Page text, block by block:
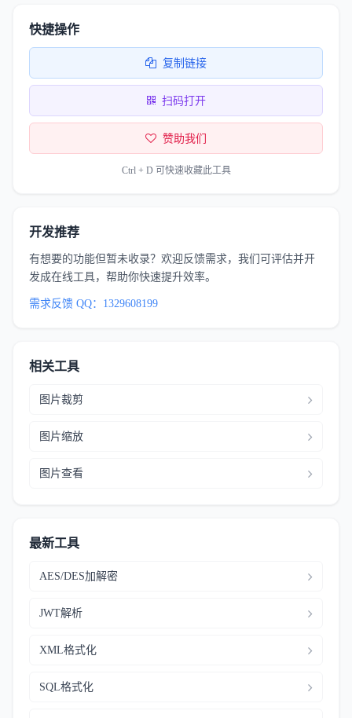
快捷操作
复制链接
扫码打开
赞助我们
Ctrl + D 可快速收藏此工具
开发推荐
有想要的功能但暂未收录？欢迎反馈需求，我们可评估并开
发成在线工具，帮助你快速提升效率。
需求反馈 QQ：1329608199
相关工具
图片裁剪
图片缩放
图片查看
最新工具
AES/DES加解密
JWT解析
XML格式化
SQL格式化